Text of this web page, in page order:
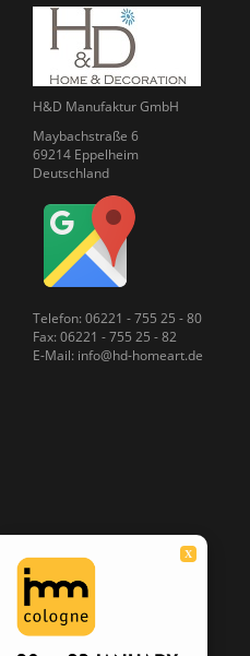
X
H&D Manufaktur GmbH
Maybachstraße 6
69214 Eppelheim
Deutschland
Telefon: 06221 - 755 25 - 80
Fax: 06221 - 755 25 - 82
E-Mail: info@hd-homeart.de